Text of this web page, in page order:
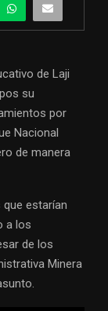
de Laji
su
por
Nacional
de manera
estarían
a los
de los
Minera